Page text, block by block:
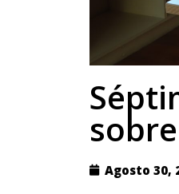
Agosto 30,